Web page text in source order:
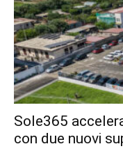
Sole365
con due nuovi